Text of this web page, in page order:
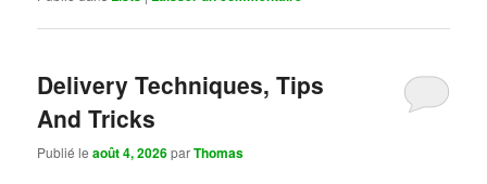
Delivery Techniques, Tips
And Tricks
Publié leaoût 4, 2026parThomas